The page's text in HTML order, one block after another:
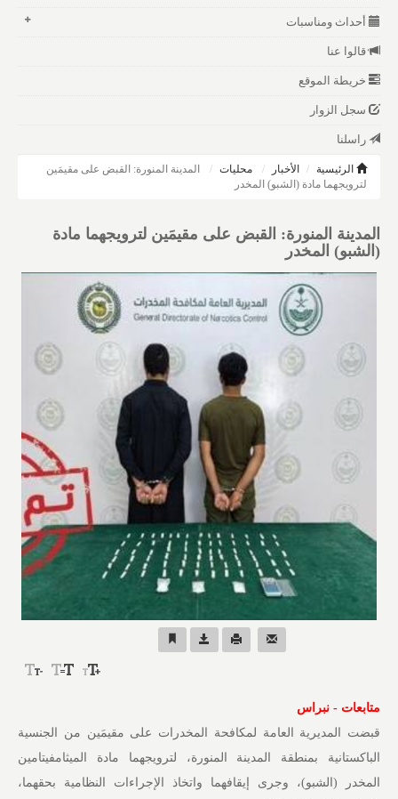
أحداث ومناسبات
قالوا عنا
خريطة الموقع
سجل الزوار
راسلنا
الرئيسية الأخبار محليات
المدينة المنورة: القبض على مقيمَين
لترويجهما مادة (الشبو) المخدر
المدينة المنورة: القبض على مقيمَين لترويجهما مادة
(الشبو) المخدر
متابعات - نبراس
قبضت المديرية العامة لمكافحة المخدرات على مقيمَين من الجنسية
الباكستانية بمنطقة المدينة المنورة، لترويجهما مادة الميثامفيتامين
المخدر (الشبو)، وجرى إيقافهما واتخاذ الإجراءات النظامية بحقهما،